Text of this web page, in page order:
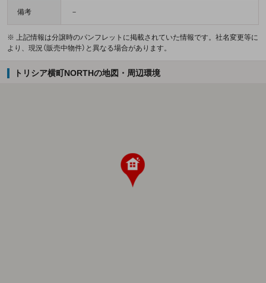
備考 －
※ 上記情報は分譲時のパンフレットに掲載されていた情報です。社名変更等に
より、現況（販売中物件）と異なる場合があります。
トリシア横町NORTHの地図・周辺環境